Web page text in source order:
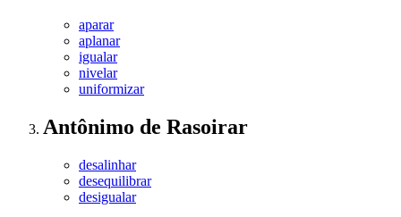
aparar
aplanar
igualar
nivelar
uniformizar
Antônimo de Rasoirar
desalinhar
desequilibrar
desigualar